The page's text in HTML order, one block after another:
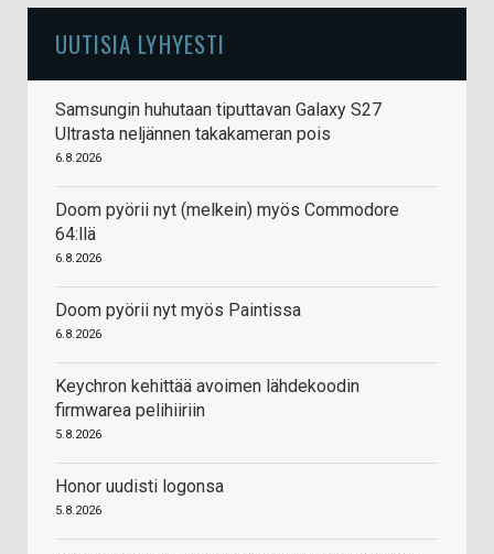
UUTISIA LYHYESTI
Samsungin huhutaan tiputtavan Galaxy S27
Ultrasta neljännen takakameran pois
6.8.2026
Doom pyörii nyt (melkein) myös Commodore
64:llä
6.8.2026
Doom pyörii nyt myös Paintissa
6.8.2026
Keychron kehittää avoimen lähdekoodin
firmwarea pelihiiriin
5.8.2026
Honor uudisti logonsa
5.8.2026